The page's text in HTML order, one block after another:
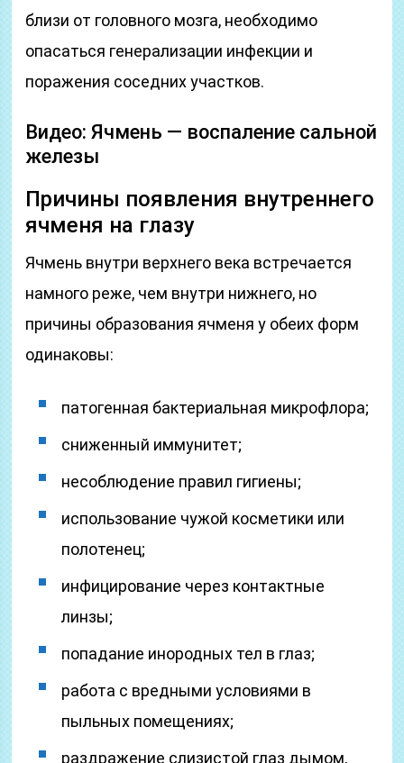
близи от головного мозга, необходимо
опасаться генерализации инфекции и
поражения соседних участков.
Видео: Ячмень — воспаление сальной
железы
Причины появления внутреннего
ячменя на глазу
Ячмень внутри верхнего века встречается
намного реже, чем внутри нижнего, но
причины образования ячменя у обеих форм
одинаковы:
патогенная бактериальная микрофлора;
сниженный иммунитет;
несоблюдение правил гигиены;
использование чужой косметики или
полотенец;
инфицирование через контактные
линзы;
попадание инородных тел в глаз;
работа с вредными условиями в
пыльных помещениях;
раздражение слизистой глаз дымом,